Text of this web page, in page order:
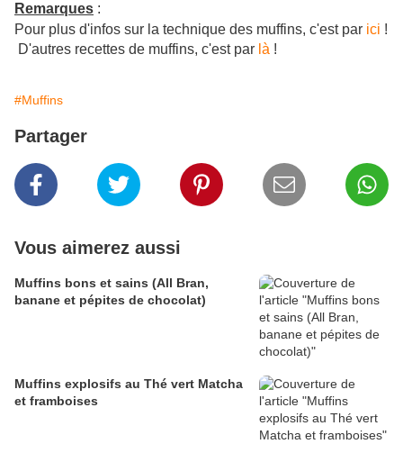
Remarques :
Pour plus d'infos sur la technique des muffins, c'est par ici !
D'autres recettes de muffins, c'est par là !
#Muffins
Partager
Vous aimerez aussi
Muffins bons et sains (All Bran,
banane et pépites de chocolat)
Muffins explosifs au Thé vert Matcha
et framboises